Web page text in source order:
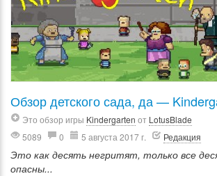
Обзор детского сада, да —
Это обзор игры Kindergarten от LotusBlade
5089
0 5 августа 2017 г. Редакция
Это как десять негритят, только все
опасны...